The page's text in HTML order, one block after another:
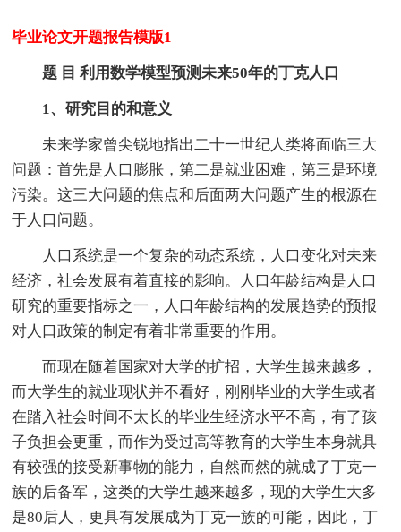
毕业论文开题报告模版1
题 目 利用数学模型预测未来50年的丁克人口
1、研究目的和意义
未来学家曾尖锐地指出二十一世纪人类将面临三大
问题：首先是人口膨胀，第二是就业困难，第三是环境
污染。这三大问题的焦点和后面两大问题产生的根源在
于人口问题。
人口系统是一个复杂的动态系统，人口变化对未来
经济，社会发展有着直接的影响。人口年龄结构是人口
研究的重要指标之一，人口年龄结构的发展趋势的预报
对人口政策的制定有着非常重要的作用。
而现在随着国家对大学的扩招，大学生越来越多，
而大学生的就业现状并不看好，刚刚毕业的大学生或者
在踏入社会时间不太长的毕业生经济水平不高，有了孩
子负担会更重，而作为受过高等教育的大学生本身就具
有较强的接受新事物的能力，自然而然的就成了丁克一
族的后备军，这类的大学生越来越多，现的大学生大多
是80后人，更具有发展成为丁克一族的可能，因此，丁